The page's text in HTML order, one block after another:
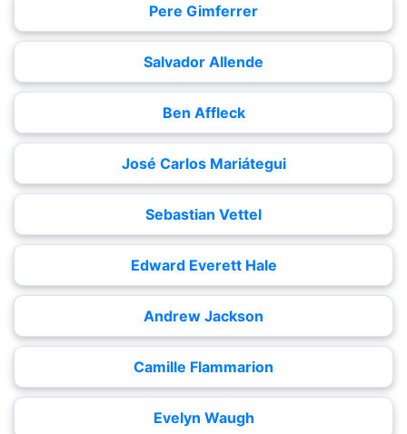
Pere Gimferrer
Salvador Allende
Ben Affleck
José Carlos Mariátegui
Sebastian Vettel
Edward Everett Hale
Andrew Jackson
Camille Flammarion
Evelyn Waugh